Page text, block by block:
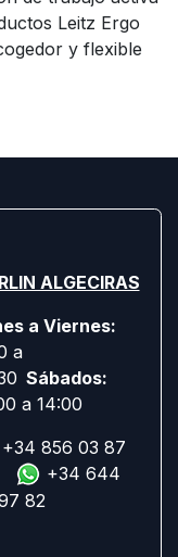
Leitz Ergo
y flexible
ALGECIRAS
a Viernes:
a
Sábados:
a 14:00
+34 856 03 87
+34 644
82